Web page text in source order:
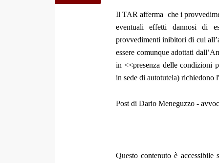
Il TAR afferma che i
eventuali effetti dannosi di
provvedimenti inibitori di cui
essere comunque adottati
in <<presenza delle condizioni
in sede di autotutela)
Post di Dario Meneguzzo -
Questo contenuto è